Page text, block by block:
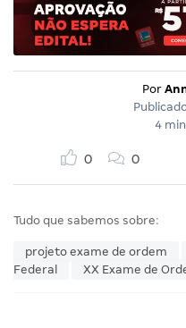
Por
4
0 0
Tudo que sabemos sobre:
projeto exame de ordem
Federal
XX Exame de